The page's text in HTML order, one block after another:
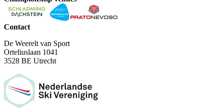
Contact
De Weerelt van Sport
Orteliuslaan 1041
3528 BE Utrecht